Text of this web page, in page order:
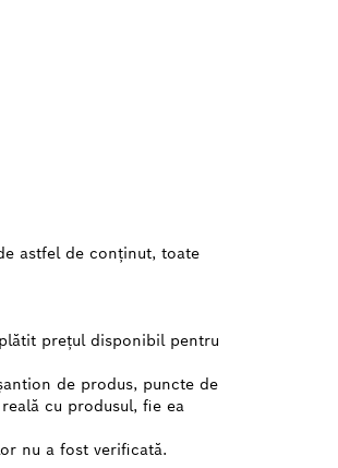
astfel de conținut, toate
prețul disponibil pentru
de produs, puncte de
cu produsul, fie ea
nu a fost verificată.